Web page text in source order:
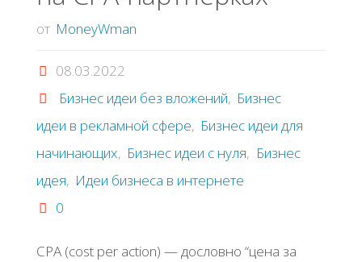
от MoneyWman
08.03.2022
Бизнес идеи без вложений, Бизнес
идеи в рекламной сфере, Бизнес идеи для
начинающих, Бизнес идеи с нуля, Бизнес
идея, Идеи бизнеса в интернете
0
CPA (cost per action) — дословно “цена за